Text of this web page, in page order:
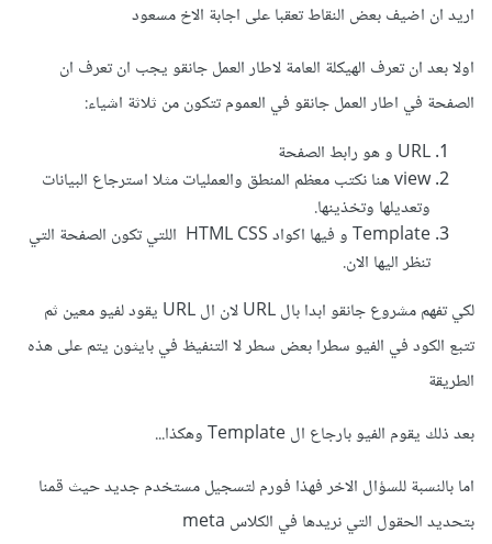
اريد ان اضيف بعض النقاط تعقبا على اجابة الاخ مسعود
اولا بعد ان تعرف الهيكلة العامة لاطار العمل جانقو يجب ان تعرف ان
الصفحة في اطار العمل جانقو في العموم تتكون من ثلاثة اشياء:
URL و هو رابط الصفحة
view هنا نكتب معظم المنطق والعمليات مثلا استرجاع البيانات
وتعديلها وتخذينها.
Template و فيها اكواد HTML CSS اللتي تكون الصفحة التي
تنظر اليها الان.
لكي تفهم مشروع جانقو ابدا بال URL لان ال URL يقود لفيو معين ثم
تتبع الكود في الفيو سطرا بعض سطر لا التنفيظ في بايثون يتم على هذه
الطريقة
بعد ذلك يقوم الفيو بارجاع ال Template وهكذا...
اما بالنسبة للسؤال الاخر فهذا فورم لتسجيل مستخدم جديد حيث قمنا
بتحديد الحقول التي نريدها في الكلاس meta